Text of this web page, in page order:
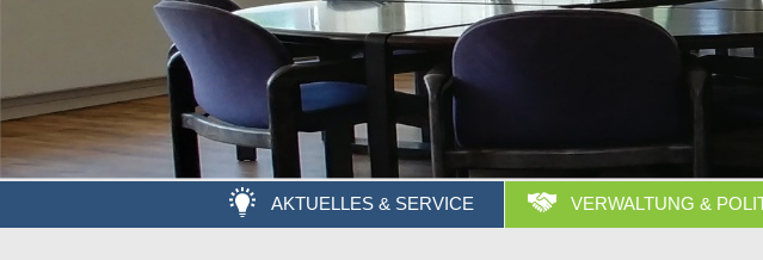
AKTUELLES & SERVICE VERWALTUNG &